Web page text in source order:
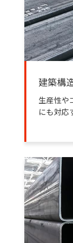
建築構
生産性や
にも対応